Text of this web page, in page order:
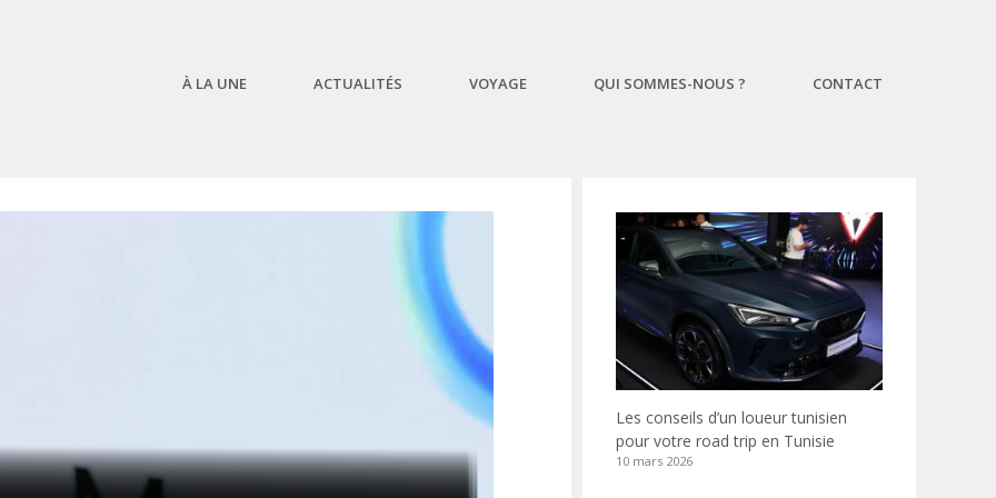
À LA UNE ACTUALITÉS VOYAGE QUI SOMMES-NOUS ? CONTACT
Les conseils d’un loueur tunisien
pour votre road trip en Tunisie
10 mars 2026